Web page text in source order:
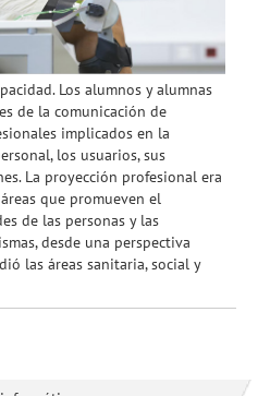
Los alumnos y alumnas
de la comunicación de
implicados en la
los usuarios, sus
La proyección profesional era
que promueven el
de las personas y las
desde una perspectiva
las áreas sanitaria, social y